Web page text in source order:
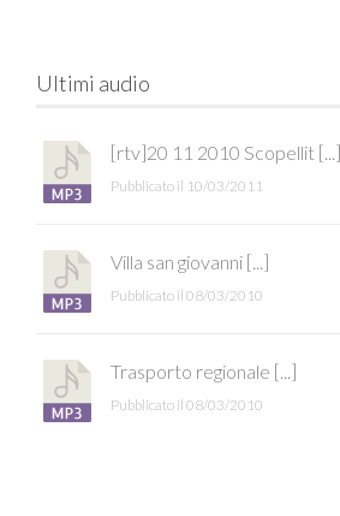
Ultimi audio
[rtv]20 11 2010 Scopellit [...]
Pubblicato il 10/03/2011
Villa san giovanni [...]
Pubblicato il 08/03/2010
Trasporto regionale [...]
Pubblicato il 08/03/2010